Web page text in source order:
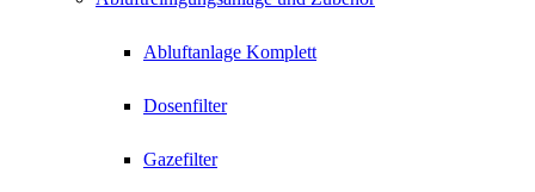
Abluftanlage Komplett
Dosenfilter
Gazefilter